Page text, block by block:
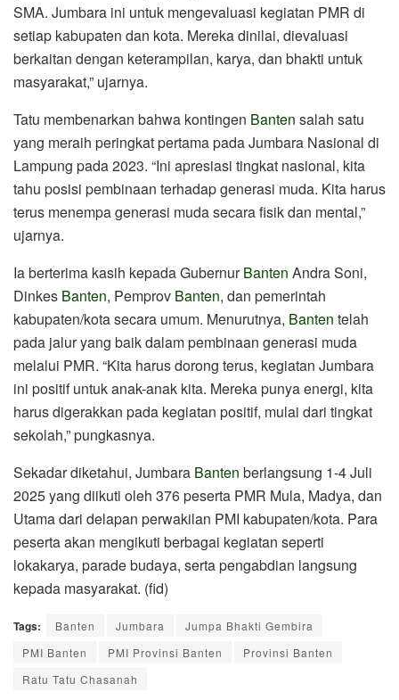
SMA. Jumbara ini untuk mengevaluasi kegiatan PMR di
setiap kabupaten dan kota. Mereka dinilai, dievaluasi
berkaitan dengan keterampilan, karya, dan bhakti untuk
masyarakat,” ujarnya.
Tatu membenarkan bahwa kontingen Banten salah satu
yang meraih peringkat pertama pada Jumbara Nasional di
Lampung pada 2023. “Ini apresiasi tingkat nasional, kita
tahu posisi pembinaan terhadap generasi muda. Kita harus
terus menempa generasi muda secara fisik dan mental,”
ujarnya.
Ia berterima kasih kepada GubernurBanten Andra Soni,
Dinkes Banten, Pemprov Banten, dan pemerintah
kabupaten/kota secara umum. Menurutnya, Banten telah
pada jalur yang baik dalam pembinaan generasi muda
melalui PMR. “Kita harus dorong terus, kegiatan Jumbara
ini positif untuk anak-anak kita. Mereka punya energi, kita
harus digerakkan pada kegiatan positif, mulai dari tingkat
sekolah,” pungkasnya.
Sekadar diketahui, Jumbara Banten berlangsung 1-4 Juli
2025 yang diikuti oleh 376 peserta PMR Mula, Madya, dan
Utama dari delapan perwakilan PMI kabupaten/kota. Para
peserta akan mengikuti berbagai kegiatan seperti
lokakarya, parade budaya, serta pengabdian langsung
kepada masyarakat. (fid)
Tags: Banten Jumbara
Jumpa Bhakti Gembira
PMI Banten
PMI Provinsi Banten
Provinsi Banten
Ratu Tatu Chasanah